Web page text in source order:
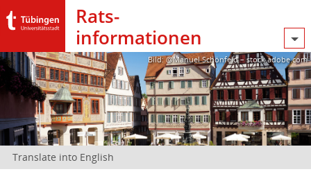
Rats­
informationen
Bild: @Manuel Schönfeld – stock.adobe.com
Translate into English